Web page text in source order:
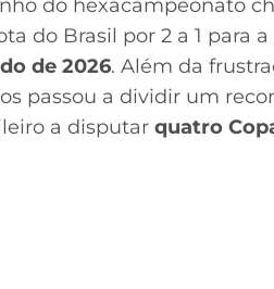
do hexacampeonato
do Brasil por 2 a 1 para
de 2026. Além da
passou a dividir um
a disputar quatro